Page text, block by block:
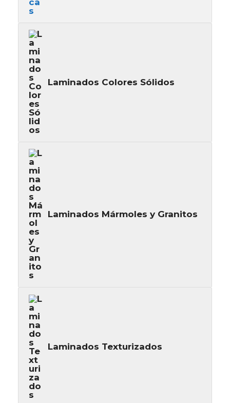
Laminados Colores Sólidos
Laminados Mármoles y Granitos
Laminados Texturizados